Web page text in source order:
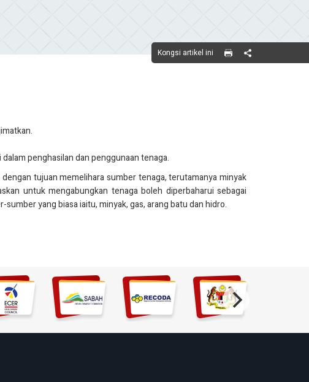
Kongsi artikel ini
Share
penghasilan dan penggunaan tenaga.
tujuan memelihara sumber tenaga, terutamanya minyak
untuk mengabungkan tenaga boleh diperbaharui sebagai
yang biasa iaitu, minyak, gas, arang batu dan hidro.